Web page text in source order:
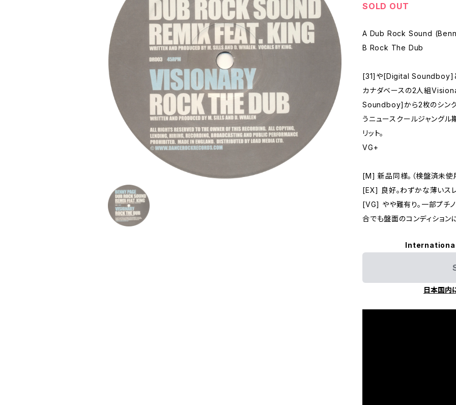
SOLD OUT
A Dub Rock Sound
B Rock The Dub
[31]や[Digital Soundboy]と
カナダベースの2人組
Soundboy]から2枚のシン
うニュースクールジャング
リット。
VG+
[M] 新品同様。（検盤済未使
[EX] 良好。わずかな薄いス
[VG] やや難有り。一部プチ
合でも盤面のコンディション
日本国内